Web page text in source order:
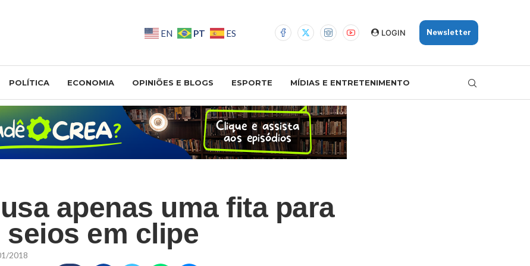
EN PT ES LOGIN Newsletter
POLÍTICA ECONOMIA OPINIÕES E BLOGS ESPORTE MÍDIAS E ENTRETENIMENTO
apenas uma fita para
em clipe
2018